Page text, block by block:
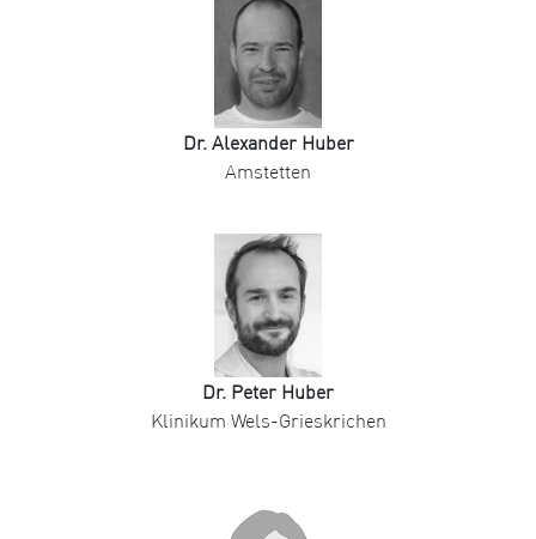
Dr. Alexander Huber
Amstetten
Dr. Peter Huber
Klinikum Wels-Grieskrichen